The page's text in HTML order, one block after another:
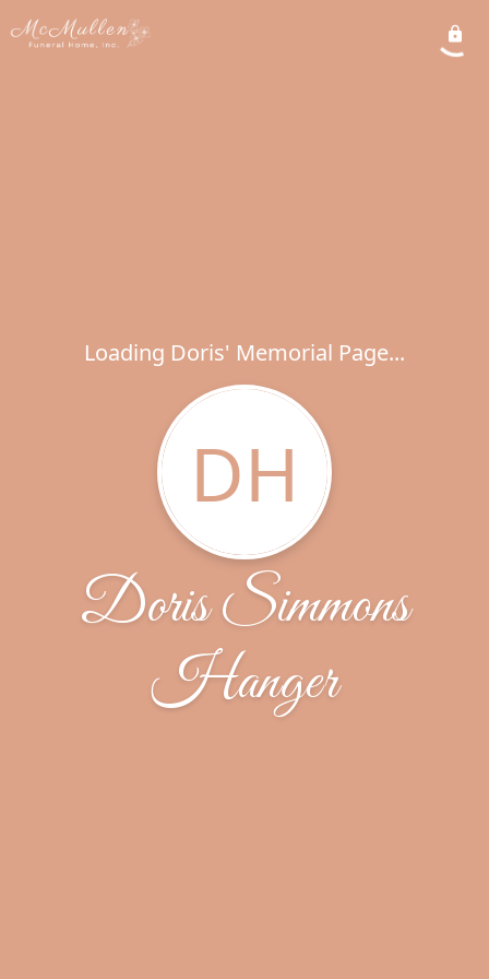
Loading Doris' Memorial Page...
DH
Doris Simmons
Hanger